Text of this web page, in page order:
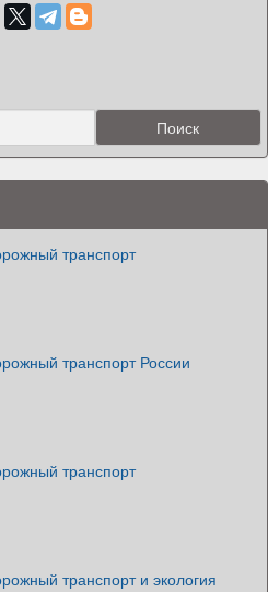
транспорт
транспорт России
транспорт
транспорт и экология